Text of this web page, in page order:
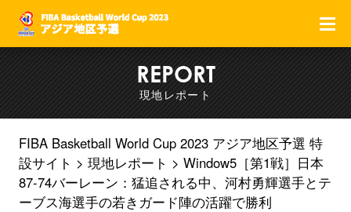
REPORT
現地レポート
FIBA Basketball World Cup 2023 アジア地区予選 特
設サイト
現地レポート
Window5［第1戦］日本
87-74バーレーン：猛追される中、河村勇輝選手とテ
ーブス海選手の若きガード陣の活躍で勝利